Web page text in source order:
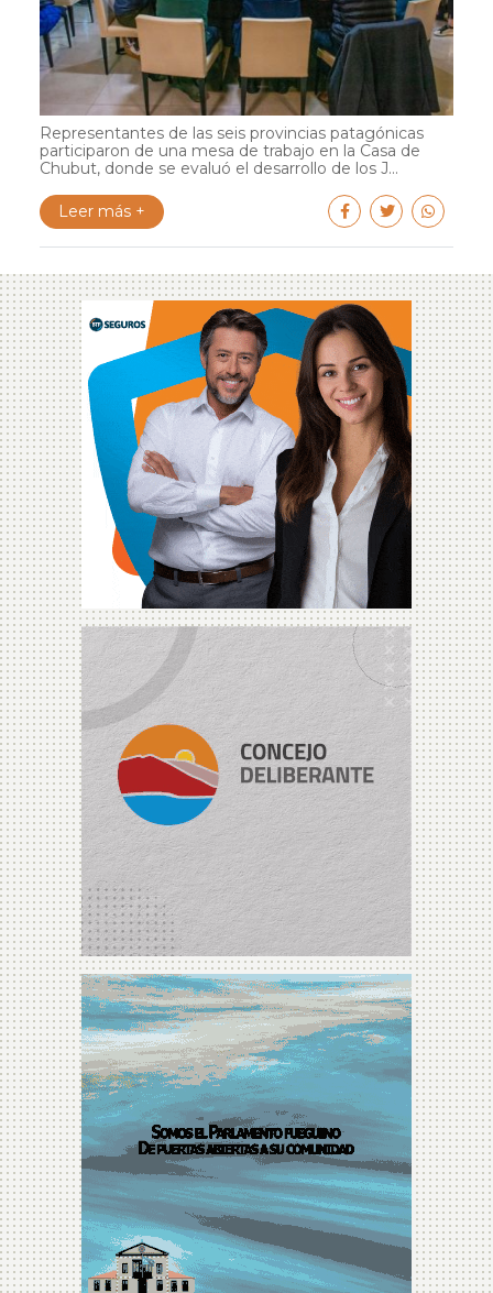
Representantes de las seis provincias patagónicas
participaron de una mesa de trabajo en la Casa de
Chubut, donde se evaluó el desarrollo de los J...
Leer más +